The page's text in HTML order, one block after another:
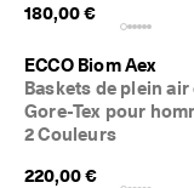
ECCO.kollektive
Mon compte
Magasins
180,00 €
ECCO Biom Aex
Baskets de plein
Gore-Tex pour
2 Couleurs
220,00 €